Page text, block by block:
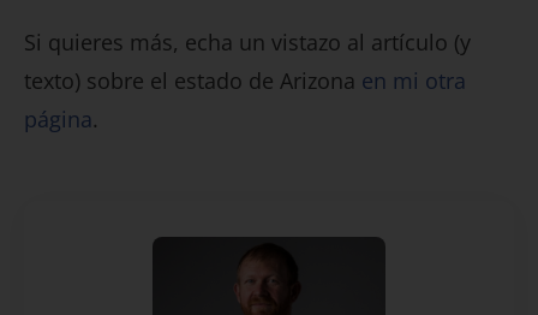
Si quieres más, echa un vistazo al artículo (y
texto) sobre el estado de Arizona en mi otra
página.